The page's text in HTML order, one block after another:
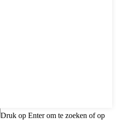
Druk op Enter om te zoeken of op